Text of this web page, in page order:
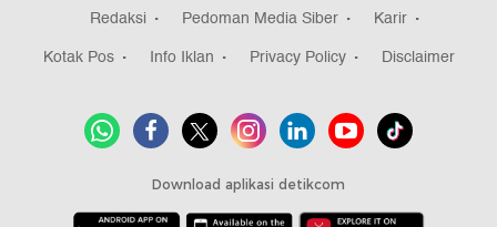
Redaksi Pedoman Media Siber
Karir
Kotak Pos
Info Iklan Privacy Policy Disclaimer
Download aplikasi detikcom